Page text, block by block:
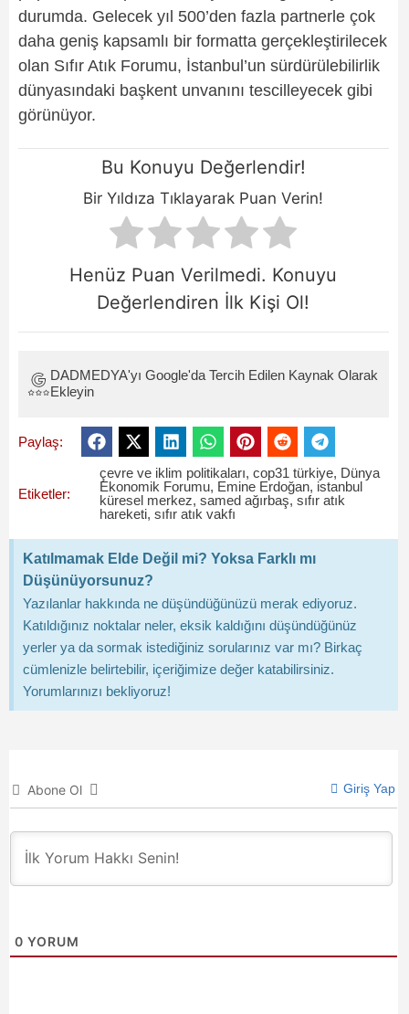
durumda. Gelecek yıl 500’den fazla partnerle çok
daha geniş kapsamlı bir formatta gerçekleştirilecek
olan Sıfır Atık Forumu, İstanbul’un sürdürülebilirlik
dünyasındaki başkent unvanını tescilleyecek gibi
görünüyor.
Bu Konuyu Değerlendir!
Bir Yıldıza Tıklayarak Puan Verin!
Henüz Puan Verilmedi. Konuyu
Değerlendiren İlk Kişi Ol!
DADMEDYA'yı Google'da Tercih Edilen Kaynak Olarak
Ekleyin
Paylaş:
Etiketler:
çevre ve iklim politikaları,cop31 türkiye, Dünya
Ekonomik Forumu, Emine Erdoğan, istanbul
küresel merkez,samed ağırbaş,sıfır atık
hareketi,sıfır atık vakfı
Katılmamak Elde Değil mi? Yoksa Farklı mı
Düşünüyorsunuz?
Yazılanlar hakkında ne düşündüğünüzü merak ediyoruz.
Katıldığınız noktalar neler, eksik kaldığını düşündüğünüz
yerler ya da sormak istediğiniz sorularınız var mı? Birkaç
cümlenizle belirtebilir, içeriğimize değer katabilirsiniz.
Yorumlarınızı bekliyoruz!
Abone Ol Giriş Yap
0 YORUM